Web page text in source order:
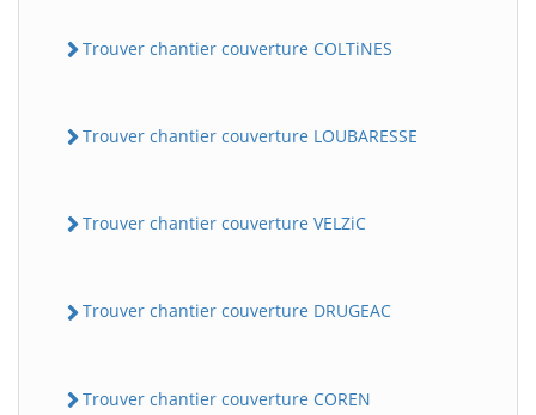
Trouver chantier couverture COLTiNES
Trouver chantier couverture LOUBARESSE
Trouver chantier couverture VELZiC
Trouver chantier couverture DRUGEAC
Trouver chantier couverture COREN